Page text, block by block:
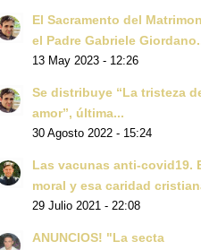
El Sacramento del
el Padre Gabriele
13 May 2023 - 12:26
Se distribuye “La tristeza
amor”, última...
30 Agosto 2022 - 15:24
Las vacunas anti-covid19.
moral y esa caridad
29 Julio 2021 - 22:08
ANUNCIOS! "La secta